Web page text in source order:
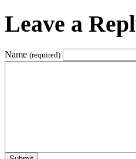
Leave a
Name (required)